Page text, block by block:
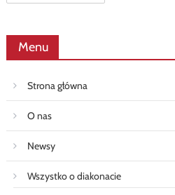
Menu
Strona główna
O nas
Newsy
Wszystko o diakonacie